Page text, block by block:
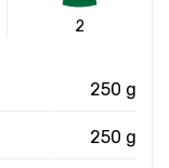
2
250 g
250 g